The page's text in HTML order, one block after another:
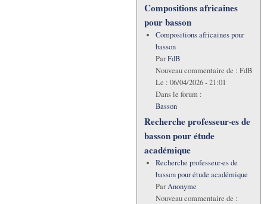
Compositions africaines
pour basson
Compositions africaines pour
basson
ParFdB
Nouveau commentaire de : FdB
Le : 06/04/2026 - 21:01
Dans le forum :
Basson
Recherche professeur·es de
basson pour étude
académique
Recherche professeur·es de
basson pour étude académique
ParAnonyme
Nouveau commentaire de :